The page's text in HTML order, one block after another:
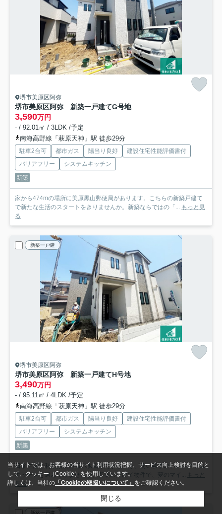
堺市美原区阿弥
堺市美原区阿弥 新築一戸建てG号地
3,590万円
- / 92.01㎡ / 3LDK /予定
南海高野線「萩原天神」駅 徒歩29分
駐車2台可 都市ガス 陽当り良好
建設住宅性能評価書付
バリアフリー
システムキッチン
新築
家から474mの場所に美原黒山郵便局があります。こちらの新築戸建て
で新たな生活のスタートをきりませんか。新築ならではの「...
もっと見
る
新築一戸建
堺市美原区阿弥
堺市美原区阿弥 新築一戸建てH号地
3,490万円
- / 95.11㎡ / 4LDK /予定
南海高野線「萩原天神」駅 徒歩29分
駐車2台可 都市ガス 陽当り良好
建設住宅性能評価書付
バリアフリー
システムキッチン
新築
日常生活で利用頻度の高い水回りだからこそ、使い勝手のいいシステム
キッチンを選んでみませんか。新築の戸建て物件で、夢のマイ... もっと
見る
新築一戸建
当サイトでは、お客様の当サイト利用状況把握、サービス向上検討を目的と
して、クッキー（Cookie）を使用しています。
詳しくは、当社の 「Cookieの取扱いについて」 をご確認ください。
閉じる